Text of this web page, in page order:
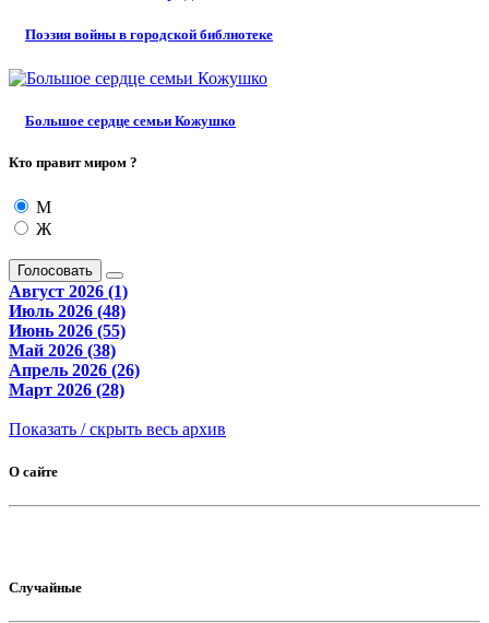
Поэзия войны в городской библиотеке
Большое сердце семьи Кожушко
Кто правит миром ?
М
Ж
Голосовать
Август 2026 (1)
Июль 2026 (48)
Июнь 2026 (55)
Май 2026 (38)
Апрель 2026 (26)
Март 2026 (28)
Показать / скрыть весь архив
О сайте
Случайные